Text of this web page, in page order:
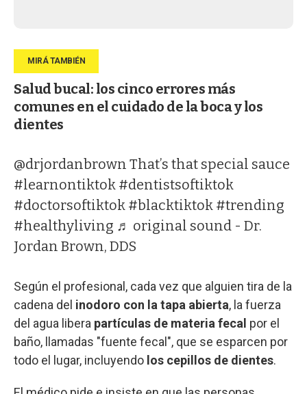
Salud bucal: los cinco errores más
comunes en el cuidado de la boca y los
dientes
@drjordanbrown That’s that special sauce
#learnontiktok #dentistsoftiktok
#doctorsoftiktok #blacktiktok #trending
#healthyliving ♬ original sound - Dr.
Jordan Brown, DDS
Según el profesional, cada vez que alguien tira de la
cadena del inodoro con la tapa abierta, la fuerza
del agua libera partículas de materia fecal por el
baño, llamadas "fuente fecal", que se esparcen por
todo el lugar, incluyendo los cepillos de dientes.